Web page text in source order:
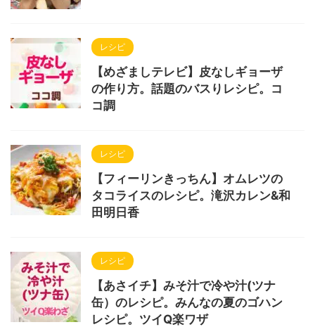
レシピ
【めざましテレビ】皮なしギョーザ
の作り方。話題のバスりレシピ。コ
コ調
レシピ
【フィーリンきっちん】オムレツの
タコライスのレシピ。滝沢カレン&和
田明日香
レシピ
【あさイチ】みそ汁で冷や汁(ツナ
缶）のレシピ。みんなの夏のゴハン
レシピ。ツイQ楽ワザ